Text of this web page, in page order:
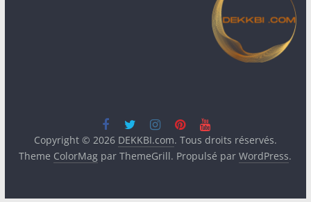
Copyright © 2026 DEKKBI.com. Tous droits réservés.
Theme ColorMag par ThemeGrill. Propulsé parWordPress.